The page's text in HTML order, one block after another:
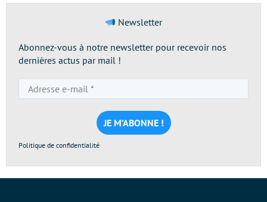
Newsletter
Abonnez-vous à notre newsletter pour recevoir nos
dernières actus par mail !
e-
mail
*
Politique de confidentialité